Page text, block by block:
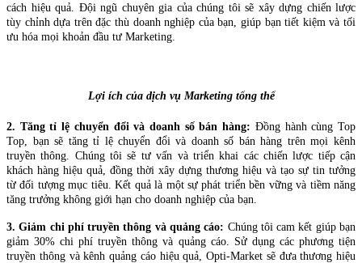
cách hiệu quả. Đội ngũ chuyên gia của chúng tôi sẽ xây dựng chiến lược
tùy chỉnh dựa trên đặc thù doanh nghiệp của bạn, giúp bạn tiết kiệm và tối
ưu hóa mọi khoản đầu tư Marketing.
Lợi ích của dịch vụ Marketing tổng thể
2. Tăng tỉ lệ chuyển đổi và doanh số bán hàng: Đồng hành cùng Top
Top, bạn sẽ tăng tỉ lệ chuyển đổi và doanh số bán hàng trên mọi kênh
truyền thông. Chúng tôi sẽ tư vấn và triển khai các chiến lược tiếp cận
khách hàng hiệu quả, đồng thời xây dựng thương hiệu và tạo sự tin tưởng
từ đối tượng mục tiêu. Kết quả là một sự phát triển bền vững và tiềm năng
tăng trưởng không giới hạn cho doanh nghiệp của bạn.
3. Giảm chi phí truyền thông và quảng cáo: Chúng tôi cam kết giúp bạn
giảm 30% chi phí truyền thông và quảng cáo. Sử dụng các phương tiện
truyền thông và kênh quảng cáo hiệu quả, Opti-Market sẽ đưa thương hiệu